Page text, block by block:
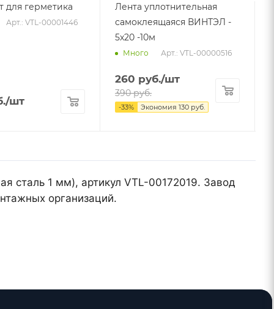
для герметика
Арт.: VTL-00001446
/шт
Лента уплотнительная
самоклеящаяся ВИНТЭЛ -
5х20 -10м
Много Арт.: VTL-00000516
260 руб./шт
390руб.
-33% Экономия 130 руб.
сталь 1 мм), артикул VTL-00172019. Завод
организаций.